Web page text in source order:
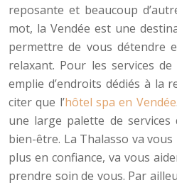
reposante et beaucoup
mot, la Vendée est une
permettre de vous détendre
relaxant. Pour les services
emplie d’endroits dédiés à la
citer que l’hôtel spa en Vendée
une large palette de
bien-être. La Thalasso va
plus en confiance, va vous
prendre soin de vous. Par